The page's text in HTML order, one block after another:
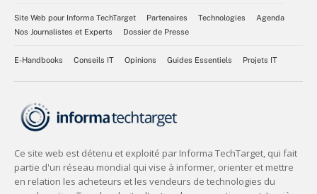
Site Web pour Informa TechTarget Partenaires Technologies
Agenda
Nos Journalistes et Experts
Dossier de Presse
E-Handbooks Conseils IT Opinions Guides Essentiels Projets IT